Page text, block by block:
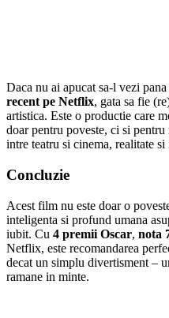
Daca nu ai apucat sa-l vezi pana
recent pe Netflix, gata sa fie
artistica. Este o productie care
doar pentru poveste, ci si
intre teatru si cinema, realitate si
Concluzie
Acest film nu este doar o
inteligenta si profund umana
iubit. Cu 4 premii Oscar, nota
Netflix, este recomandarea
decat un simplu divertisment –
ramane in minte.